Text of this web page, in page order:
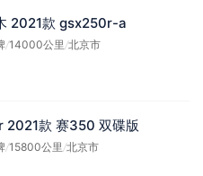
2021款 gsx250r-a
/14000公里 /北京市
2021款 赛350 双碟版
/15800公里 /北京市